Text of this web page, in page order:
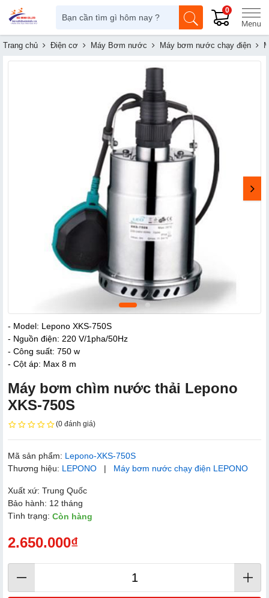
0
Trang chủ Điện cơ Máy Bơm nước Máy bơm nước chạy điện
- Model: Lepono XKS-750S
- Nguồn điện: 220 V/1pha/50Hz
- Công suất: 750 w
- Cột áp: Max 8 m
Máy bơm chìm nước thải Lepono
XKS-750S
(0 đánh giá)
Mã sản phẩm: Lepono-XKS-750S
Thương hiệu: LEPONO | Máy bơm nước chạy điện LEPONO
Xuất xứ: Trung Quốc
Bảo hành: 12 tháng
Tình trạng: Còn hàng
2.650.000₫